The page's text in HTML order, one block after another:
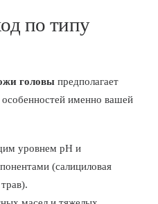
по типу
головы предполагает
именно вашей
уровнем pH и
(салициловая